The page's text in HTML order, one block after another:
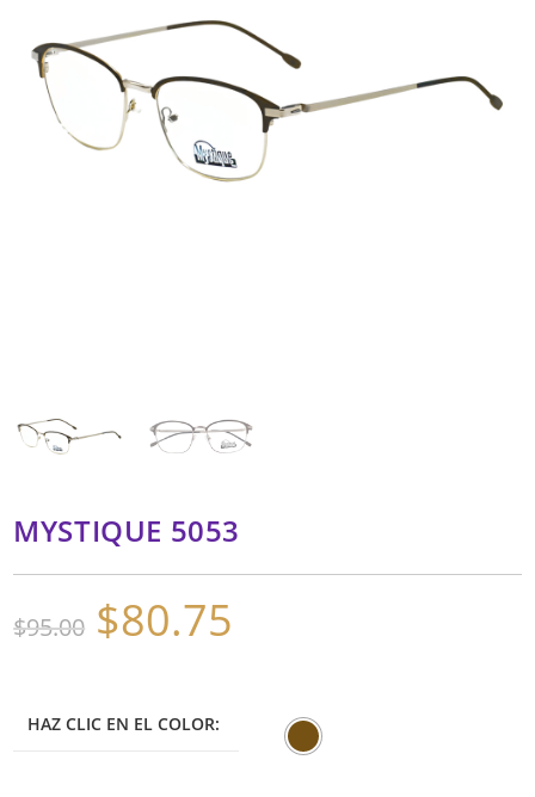
MYSTIQUE 5053
$95.00
El
precio
original
$80.75
HAZ CLIC EN EL COLOR: